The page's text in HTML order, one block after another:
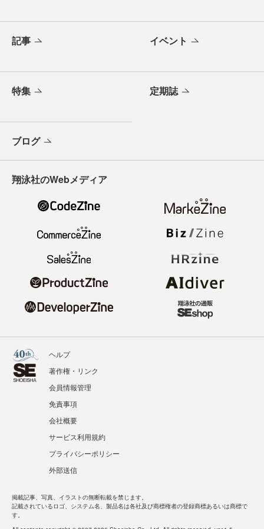
記事 イベント
特集 定期誌
ブログ
翔泳社のWebメディア
ヘルプ
著作権・リンク
会員情報管理
免責事項
会社概要
サービス利用規約
プライバシーポリシー
外部送信
掲載記事、写真、イラストの無断転載を禁じます。
記載されているロゴ、システム名、製品名は各社及び商標権者の登録商標あるいは商標で
す。